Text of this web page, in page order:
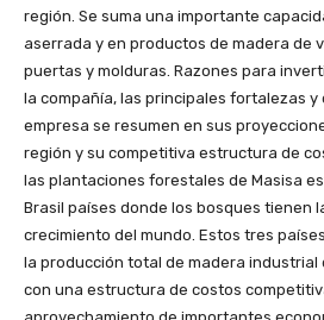
región. Se suma una importante
aserrada y en productos de madera de
puertas y molduras. Razones para
la compañía, las principales fortalezas
empresa se resumen en sus
región y su competitiva estructura de
las plantaciones forestales de Masisa
Brasil países donde los bosques tienen
crecimiento del mundo. Estos tres
la producción total de madera industrial
con una estructura de costos